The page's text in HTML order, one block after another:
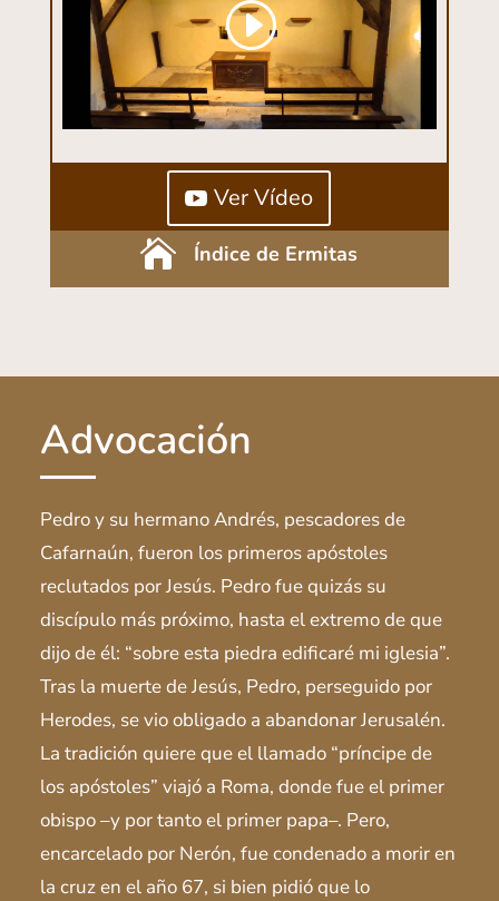
Ver Vídeo
 Índice de Ermitas
Advocación
Pedro y su hermano Andrés, pescadores de
Cafarnaún, fueron los primeros apóstoles
reclutados por Jesús. Pedro fue quizás su
discípulo más próximo, hasta el extremo de que
dijo de él: “sobre esta piedra edificaré mi iglesia”.
Tras la muerte de Jesús, Pedro, perseguido por
Herodes, se vio obligado a abandonar Jerusalén.
La tradición quiere que el llamado “príncipe de
los apóstoles” viajó a Roma, donde fue el primer
obispo –y por tanto el primer papa–. Pero,
encarcelado por Nerón, fue condenado a morir en
la cruz en el año 67, si bien pidió que lo